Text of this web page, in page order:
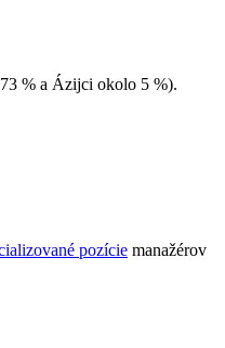
% a Ázijci okolo 5 %).
pozície manažérov